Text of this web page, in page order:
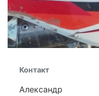
Контакт
Александр